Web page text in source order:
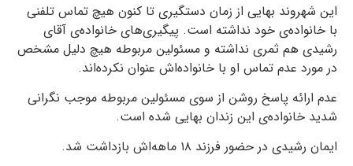
این شهروند بهایی از زمان دستگیری تا کنون هیچ تماس تلفنی
با خانواده‌ی خود نداشته است. پیگیری‌های خانواده‌ی آقای
رشیدی هم ثمری نداشته و مسئولین مربوطه هیچ دلیل مشخص
در مورد عدم تماس او با خانواده‌اش عنوان نکرده‌اند.
عدم ارائه پاسخ روشن از سوی مسئولین مربوطه موجب نگرانی
شدید خانواده‌ی این زندان بهایی شده است.
ایمان رشیدی در حضور فرزند ۱۸ ماهه‌اش بازداشت شد.